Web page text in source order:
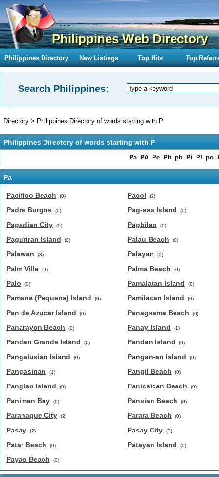
Philippines Web Directory
Philippines Directory New Listings Top Hits Top
Search Philippines:
Directory > Philippines Directory of words starting with P
Philippines Directory of words starting with P
Pa PA Pe Ph ph Pi Pl po
Pa
Pacifico Beach (0)
Padre Burgos (0)
Pagadian City (0)
Paguriran Island (0)
Palawan (3)
Palm Ville (0)
Palo (0)
Pamana (Pequena) Island (0)
Pan de Azucar Island (0)
Panarayon Beach (0)
Pandan Grande Island (0)
Pangalusian Island (0)
Pangasinan (1)
Panglao Island (0)
Paniman Bay (0)
Paranaque City (2)
Pasay (2)
Patar Beach (0)
Payao Beach (0)
Pacol (2)
Pag-asa Island (0)
Pagbilao (0)
Palau Beach (0)
Palayan (0)
Palma Beach (0)
Pamalatan Island (0)
Pamilacan Island (0)
Panagsama Beach (0)
Panay Island (1)
Pandan Island (0)
Pangan-an Island (0)
Pangil Beach (0)
Panicsican Beach (0)
Pansian Beach (0)
Parara Beach (0)
Pasay City (2)
Patayan Island (0)